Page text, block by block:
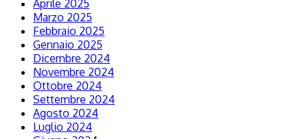
Aprile 2025
Marzo 2025
Febbraio 2025
Gennaio 2025
Dicembre 2024
Novembre 2024
Ottobre 2024
Settembre 2024
Agosto 2024
Luglio 2024